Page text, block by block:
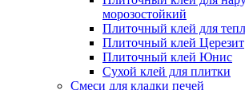
морозостойкий
Плиточный клей для
Плиточный клей Церезит
Плиточный клей Юнис
Сухой клей для плитки
Смеси для кладки печей